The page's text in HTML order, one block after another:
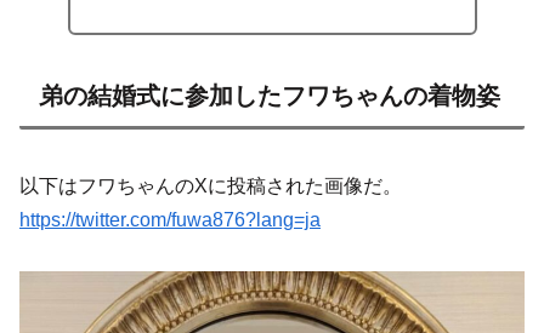
弟の結婚式に参加したフワちゃんの着物姿
以下はフワちゃんのXに投稿された画像だ。
https://twitter.com/fuwa876?lang=ja